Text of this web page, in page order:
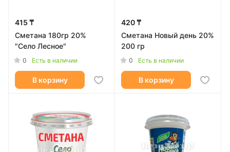
415 ₸
Сметана 180гр 20%
"Село Лесное"
0 Есть в наличии
В корзину
420 ₸
Сметана Новый день 20%
200 гр
0 Есть в наличии
В корзину